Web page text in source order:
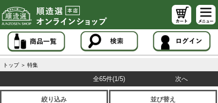
トップ ＞ 特集
全65件(1/5) 次へ
絞り込み 並び替え